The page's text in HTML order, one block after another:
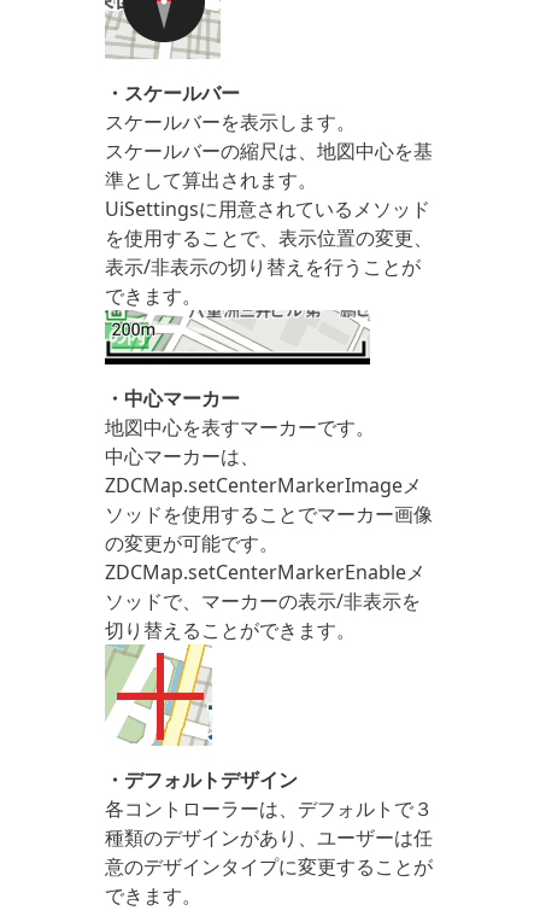
・スケールバー
スケールバーを表示します。
スケールバーの縮尺は、地図中心を基
準として算出されます。
UiSettingsに用意されているメソッド
を使用することで、表示位置の変更、
表示/非表示の切り替えを行うことが
できます。
・中心マーカー
地図中心を表すマーカーです。
中心マーカーは、
ZDCMap.setCenterMarkerImageメ
ソッドを使用することでマーカー画像
の変更が可能です。
ZDCMap.setCenterMarkerEnableメ
ソッドで、マーカーの表示/非表示を
切り替えることができます。
・デフォルトデザイン
各コントローラーは、デフォルトで３
種類のデザインがあり、ユーザーは任
意のデザインタイプに変更することが
できます。